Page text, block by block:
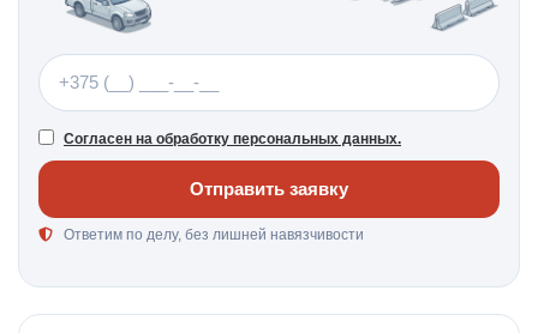
Телефон
Согласен на обработку персональных данных.
Отправить заявку
Ответим по делу, без лишней навязчивости